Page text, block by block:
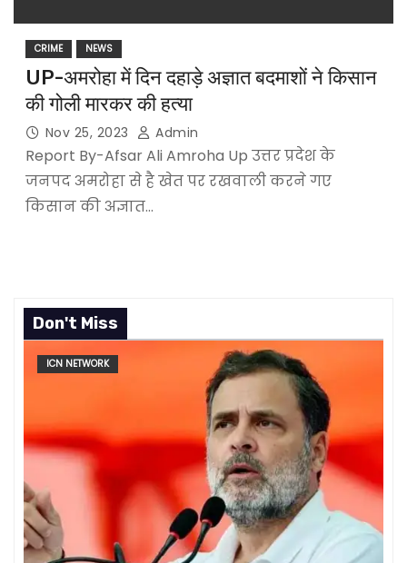
CRIME NEWS
UP-अमरोहा में दिन दहाड़े अज्ञात बदमाशों ने किसान
की गोली मारकर की हत्या
Nov 25, 2023 Admin
Report By-Afsar Ali Amroha Up उत्तर प्रदेश के
जनपद अमरोहा से है खेत पर रखवाली करने गए
किसान की अज्ञात…
Don't Miss
ICN NETWORK